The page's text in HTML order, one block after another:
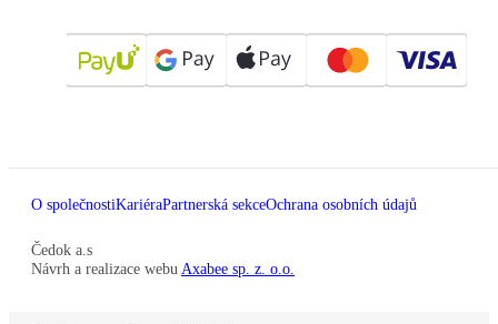
O společnostiKariéraPartnerská sekceOchrana osobních údajů
Čedok a.s
Návrh a realizace webu Axabee sp. z. o.o.